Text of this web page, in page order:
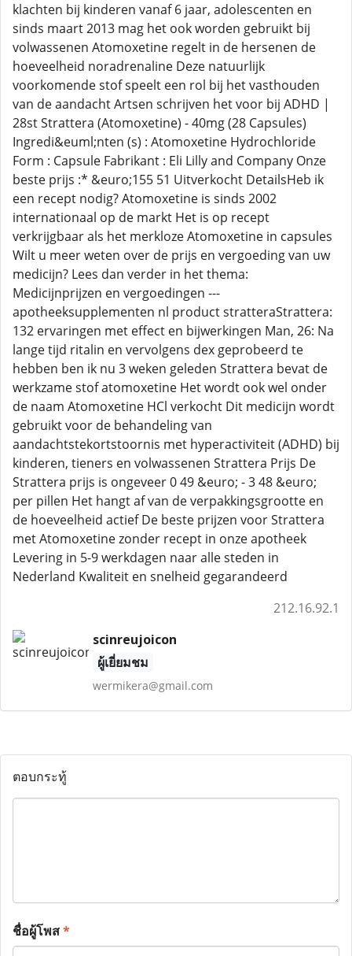
klachten bij kinderen vanaf 6 jaar, adolescenten en
sinds maart 2013 mag het ook worden gebruikt bij
volwassenen Atomoxetine regelt in de hersenen de
hoeveelheid noradrenaline Deze natuurlijk
voorkomende stof speelt een rol bij het vasthouden
van de aandacht Artsen schrijven het voor bij ADHD |
28st Strattera (Atomoxetine) - 40mg (28 Capsules)
Ingredi&euml;nten (s) : Atomoxetine Hydrochloride
Form : Capsule Fabrikant : Eli Lilly and Company Onze
beste prijs :* &euro;155 51 Uitverkocht DetailsHeb ik
een recept nodig? Atomoxetine is sinds 2002
internationaal op de markt Het is op recept
verkrijgbaar als het merkloze Atomoxetine in capsules
Wilt u meer weten over de prijs en vergoeding van uw
medicijn? Lees dan verder in het thema:
Medicijnprijzen en vergoedingen ---
apotheeksupplementen nl product stratteraStrattera:
132 ervaringen met effect en bijwerkingen Man, 26: Na
lange tijd ritalin en vervolgens dex geprobeerd te
hebben ben ik nu 3 weken geleden Strattera bevat de
werkzame stof atomoxetine Het wordt ook wel onder
de naam Atomoxetine HCl verkocht Dit medicijn wordt
gebruikt voor de behandeling van
aandachtstekortstoornis met hyperactiviteit (ADHD) bij
kinderen, tieners en volwassenen Strattera Prijs De
Strattera prijs is ongeveer 0 49 &euro; - 3 48 &euro;
per pillen Het hangt af van de verpakkingsgrootte en
de hoeveelheid actief De beste prijzen voor Strattera
met Atomoxetine zonder recept in onze apotheek
Levering in 5-9 werkdagen naar alle steden in
Nederland Kwaliteit en snelheid gegarandeerd
212.16.92.1
scinreujoicon
ผู้เยี่ยมชม
wermikera@gmail.com
ตอบกระทู้
ชื่อผู้โพส*